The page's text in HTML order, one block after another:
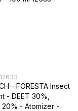
- FORESTA Insect
- DEET 30%,
20% - Atomizer -